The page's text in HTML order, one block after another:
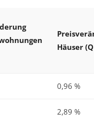
Häuser
0,96 %
2,89 %